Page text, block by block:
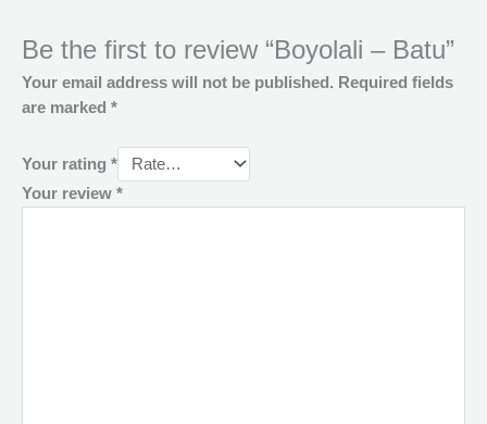
Be the first to review “Boyolali – Batu”
Your email address will not be published. Required fields
are marked *
Your rating *
Your review *